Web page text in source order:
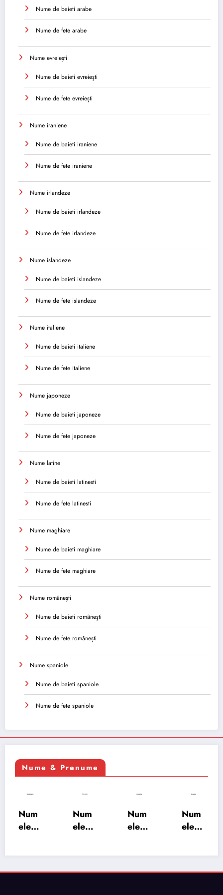
Nume de baieti arabe
Nume de fete arabe
Nume evreiești
Nume de baieti evreiești
Nume de fete evreiești
Nume iraniene
Nume de baieti iraniene
Nume de fete iraniene
Nume irlandeze
Nume de baieti irlandeze
Nume de fete irlandeze
Nume islandeze
Nume de baieti islandeze
Nume de fete islandeze
Nume italiene
Nume de baieti italiene
Nume de fete italiene
Nume japoneze
Nume de baieti japoneze
Nume de fete japoneze
Nume latine
Nume de baieti latinesti
Nume de fete latinesti
Nume maghiare
Nume de baieti maghiare
Nume de fete maghiare
Nume românești
Nume de baieti românești
Nume de fete românești
Nume spaniole
Nume de baieti spaniole
Nume de fete spaniole
Nume & Prenume
Num
ele
semn
Num
ele
semn
Num
ele
semn
Num
ele
ificați